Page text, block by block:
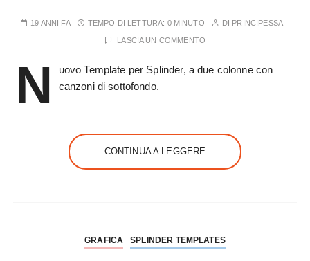
19 ANNI FA TEMPO DI LETTURA: 0 MINUTO DI PRINCIPESSA
LASCIA UN COMMENTO
N
uovo Template per Splinder, a due colonne con
canzoni di sottofondo.
CONTINUA A LEGGERE
GRAFICA SPLINDER TEMPLATES